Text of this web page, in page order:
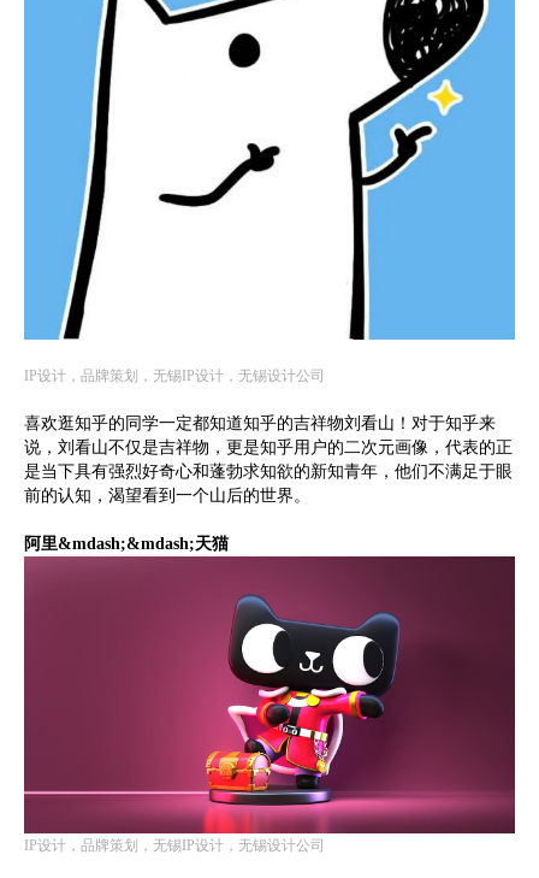
IP设计，品牌策划，无锡IP设计，无锡设计公司
喜欢逛知乎的同学一定都知道知乎的吉祥物刘看山！对于知乎来
说，刘看山不仅是吉祥物，更是知乎用户的二次元画像，代表的正
是当下具有强烈好奇心和蓬勃求知欲的新知青年，他们不满足于眼
前的认知，渴望看到一个山后的世界。
阿里&mdash;&mdash;天猫
IP设计，品牌策划，无锡IP设计，无锡设计公司